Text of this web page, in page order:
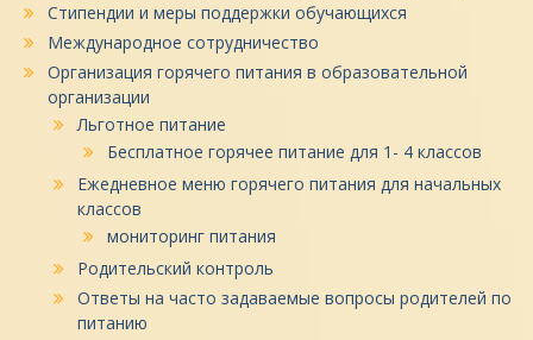
Стипендии и меры поддержки обучающихся
Международное сотрудничество
Организация горячего питания в образовательной
организации
Льготное питание
Бесплатное горячее питание для 1- 4 классов
Ежедневное меню горячего питания для начальных
классов
мониторинг питания
Родительский контроль
Ответы на часто задаваемые вопросы родителей по
питанию